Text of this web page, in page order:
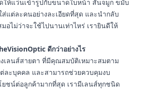
ให้แว่นเข้ารูปกับขนาดใบหน้า สันจมูก ขมับ
ส่แต่ละคนอย่างละเอียดที่สุด และนำกลับ
มอไม่ว่าจะใช้ไปนานเท่าไหร่ เรายินดีให้
ดีกว่าอย่างไร
งเลนส์สายตา ที่มีคุณสมบัติเหมาะสมตาม
ละบุคคล และสามารถช่วยควบคุมงบ
ชน์ต่อลูกค้ามากที่สุด เรามีเลนส์ทุกชนิด